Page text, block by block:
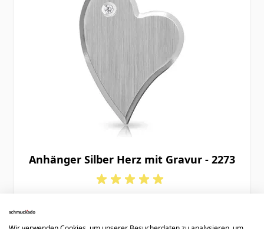
Anhänger Silber Herz mit Gravur - 2273